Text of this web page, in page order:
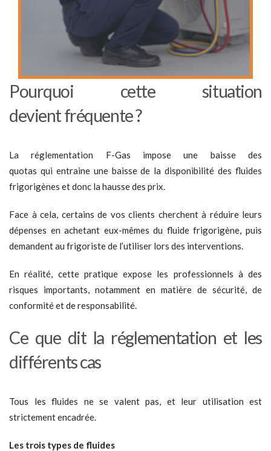
Pourquoi cette situation
devientfréquente ?
La réglementation F-Gas impose une baisse des
quotas qui entraine une baisse de la disponibilité des fluides
frigorigènes et donc la hausse des prix.
Face à cela, certains de vos clients cherchent à réduire leurs
dépenses en achetant eux-mêmes du fluide frigorigène, puis
demandent au frigoriste de l’utiliser lors des interventions.
En réalité, cette pratique expose les professionnels à des
risques importants, notamment en matière de sécurité, de
conformité et de responsabilité.
Ce que dit la réglementation et les
différents cas
Tous les fluides ne se valent pas, et leur utilisation est
strictement encadrée.
Les trois types de fluides